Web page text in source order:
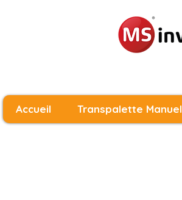
Accueil Transpalette Manuel